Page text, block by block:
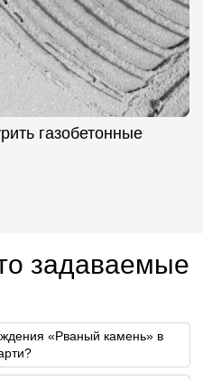
газобетонные
задаваемые
«Рваный камень» в